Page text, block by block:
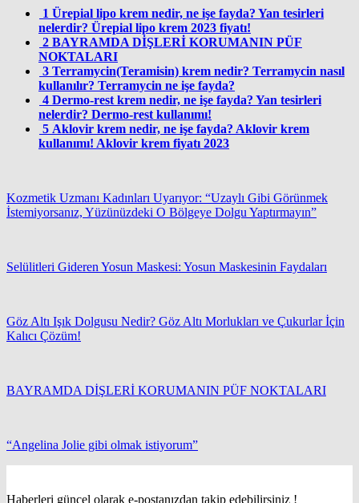
1 Ürepial lipo krem nedir, ne işe fayda? Yan tesirleri
nelerdir? Ürepial lipo krem 2023 fiyatı!
2 BAYRAMDA DİŞLERİ KORUMANIN PÜF
NOKTALARI
3 Terramycin(Teramisin) krem nedir? Terramycin nasıl
kullanılır? Terramycin ne işe fayda?
4 Dermo-rest krem nedir, ne işe fayda? Yan tesirleri
nelerdir? Dermo-rest kullanımı!
5 Aklovir krem nedir, ne işe fayda? Aklovir krem
kullanımı! Aklovir krem fiyatı 2023
Kozmetik Uzmanı Kadınları Uyarıyor: “Uzaylı Gibi Görünmek
İstemiyorsanız, Yüzünüzdeki O Bölgeye Dolgu Yaptırmayın”
Selülitleri Gideren Yosun Maskesi: Yosun Maskesinin Faydaları
Göz Altı Işık Dolgusu Nedir? Göz Altı Morlukları ve Çukurlar İçin
Kalıcı Çözüm!
BAYRAMDA DİŞLERİ KORUMANIN PÜF NOKTALARI
“Angelina Jolie gibi olmak istiyorum”
Haberleri güncel olarak e-postanızdan takip edebilirsiniz !